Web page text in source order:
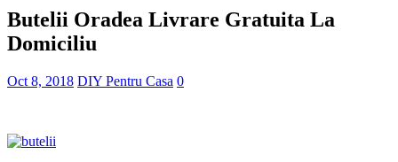
Butelii Oradea Livrare Gratuita La
Domiciliu
Oct 8, 2018 DIY Pentru Casa 0